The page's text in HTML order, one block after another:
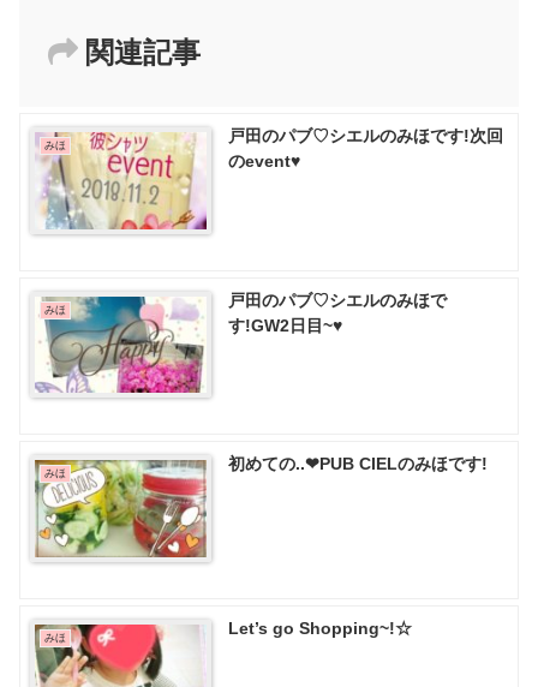
関連記事
みほ
戸田のパブ♡ シエルのみほです!次回
のevent♥️
みほ
戸田のパブ♡ シエルのみほで
す!GW2日目~♥️
みほ 初めての..❤PUB CIELのみほです!
みほ Let’s go Shopping~!☆